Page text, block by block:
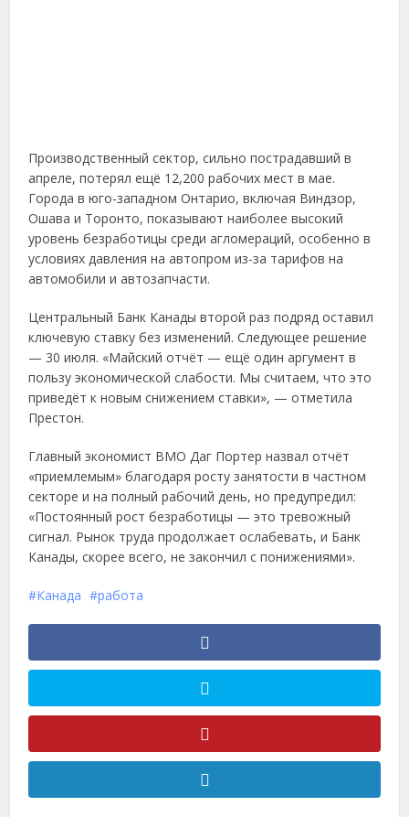
Производственный сектор, сильно пострадавший в
апреле, потерял ещё 12,200 рабочих мест в мае.
Города в юго-западном Онтарио, включая Виндзор,
Ошава и Торонто, показывают наиболее высокий
уровень безработицы среди агломераций, особенно в
условиях давления на автопром из-за тарифов на
автомобили и автозапчасти.
Центральный Банк Канады второй раз подряд оставил
ключевую ставку без изменений. Следующее решение
— 30 июля. «Майский отчёт — ещё один аргумент в
пользу экономической слабости. Мы считаем, что это
приведёт к новым снижением ставки», — отметила
Престон.
Главный экономист BMO Даг Портер назвал отчёт
«приемлемым» благодаря росту занятости в частном
секторе и на полный рабочий день, но предупредил:
«Постоянный рост безработицы — это тревожный
сигнал. Рынок труда продолжает ослабевать, и Банк
Канады, скорее всего, не закончил с понижениями».
Канада работа